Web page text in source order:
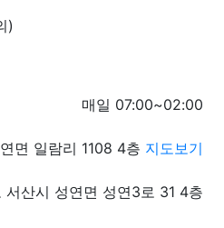
)
매일 07:00~02:00
면 일람리 1108 4층 지도보기
서산시 성연면 성연3로 31 4층